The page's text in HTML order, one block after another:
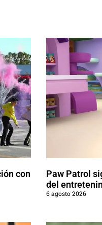
con
Paw Patrol
del
6 agosto 2026